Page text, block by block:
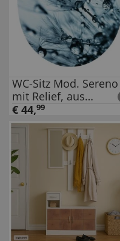
WC-Sitz Mod. Sereno
mit Relief, aus
bruchstabilem
Thermoplast
€ 44,99